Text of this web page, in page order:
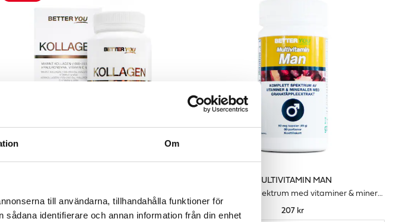
Om
till användarna, tillhandahålla funktioner för
identifierare och annan information från din enhet
349 kr
MULTIVITAMIN MAN
Heltäckande spektrum med vitaminer & mineraler för män
207 kr